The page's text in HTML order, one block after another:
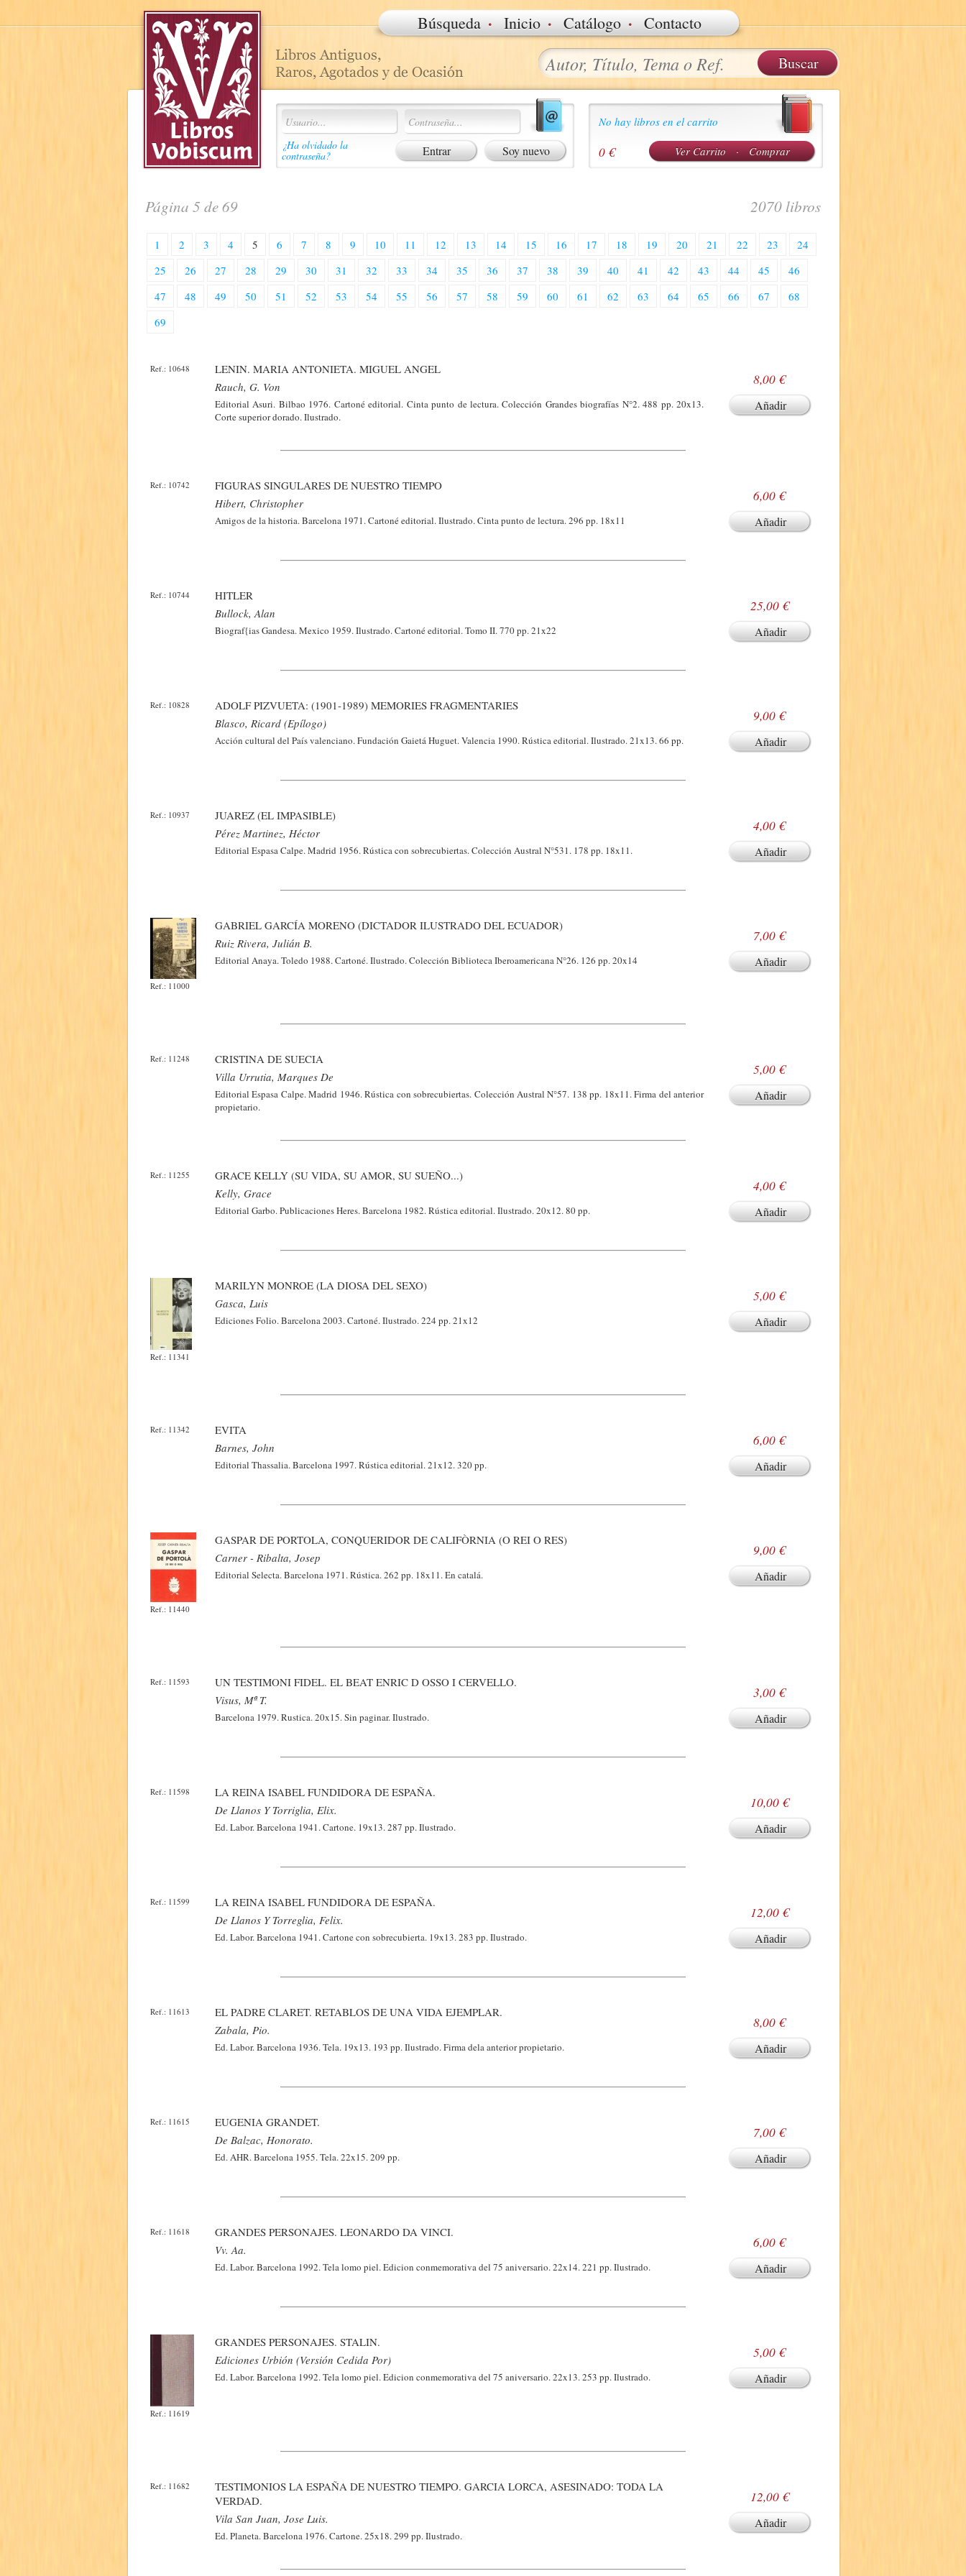
Búsqueda · Inicio · Catálogo · Contacto
¿Ha olvidado la
contraseña? Soy nuevo
No hay libros en el carrito
Ver Carrito · Comprar
0 €
Página 5 de 69 2070 libros
1 2 3 4 5 6 7 8 9 10 11 12 13 14 15 16 17 18 19 20 21 22 23
24
25
26 27 28 29 30 31 32 33 34 35 36 37 38 39 40 41 42 43 44 45
46
47
48 49 50 51 52 53 54 55 56 57 58 59 60 61 62 63 64 65 66 67
68
69
Ref.: 10648
LENIN. MARIA ANTONIETA. MIGUEL ANGEL
Rauch, G. Von
Editorial Asuri. Bilbao 1976. Cartoné editorial. Cinta punto de lectura. Colección Grandes biografías N°2. 488 pp. 20x13.
Corte superior dorado. Ilustrado.
8,00 €
Añadir
Ref.: 10742
FIGURAS SINGULARES DE NUESTRO TIEMPO
Hibert, Christopher
Amigos de la historia. Barcelona 1971. Cartoné editorial. Ilustrado. Cinta punto de lectura. 296 pp. 18x11
6,00 €
Añadir
Ref.: 10744
HITLER
Bullock, Alan
Biograf{ias Gandesa. Mexico 1959. Ilustrado. Cartoné editorial. Tomo II. 770 pp. 21x22
25,00 €
Añadir
Ref.: 10828
ADOLF PIZVUETA: (1901-1989) MEMORIES FRAGMENTARIES
Blasco, Ricard (Epílogo)
Acción cultural del País valenciano. Fundación Gaietá Huguet. Valencia 1990. Rústica editorial. Ilustrado. 21x13. 66 pp.
9,00 €
Añadir
Ref.: 10937
JUAREZ (EL IMPASIBLE)
Pérez Martinez, Héctor
Editorial Espasa Calpe. Madrid 1956. Rústica con sobrecubiertas. Colección Austral N°531. 178 pp. 18x11.
4,00 €
Añadir
Ref.: 11000
GABRIEL GARCÍA MORENO (DICTADOR ILUSTRADO DEL ECUADOR)
Ruiz Rivera, Julián B.
Editorial Anaya. Toledo 1988. Cartoné. Ilustrado. Colección Biblioteca Iberoamericana N°26. 126 pp. 20x14
7,00 €
Añadir
Ref.: 11248
CRISTINA DE SUECIA
Villa Urrutia, Marques De
Editorial Espasa Calpe. Madrid 1946. Rústica con sobrecubiertas. Colección Austral N°57. 138 pp. 18x11. Firma del anterior
propietario.
5,00 €
Añadir
Ref.: 11255
GRACE KELLY (SU VIDA, SU AMOR, SU SUEÑO...)
Kelly, Grace
Editorial Garbo. Publicaciones Heres. Barcelona 1982. Rústica editorial. Ilustrado. 20x12. 80 pp.
4,00 €
Añadir
Ref.: 11341
MARILYN MONROE (LA DIOSA DEL SEXO)
Gasca, Luis
Ediciones Folio. Barcelona 2003. Cartoné. Ilustrado. 224 pp. 21x12
5,00 €
Añadir
Ref.: 11342
EVITA
Barnes, John
Editorial Thassalia. Barcelona 1997. Rústica editorial. 21x12. 320 pp.
6,00 €
Añadir
Ref.: 11440
GASPAR DE PORTOLA, CONQUERIDOR DE CALIFÒRNIA (O REI O RES)
Carner - Ribalta, Josep
Editorial Selecta. Barcelona 1971. Rústica. 262 pp. 18x11. En catalá.
9,00 €
Añadir
Ref.: 11593
UN TESTIMONI FIDEL. EL BEAT ENRIC D OSSO I CERVELLO.
Visus, Mª T.
Barcelona 1979. Rustica. 20x15. Sin paginar. Ilustrado.
3,00 €
Añadir
Ref.: 11598
LA REINA ISABEL FUNDIDORA DE ESPAÑA.
De Llanos Y Torriglia, Elix.
Ed. Labor. Barcelona 1941. Cartone. 19x13. 287 pp. Ilustrado.
10,00 €
Añadir
Ref.: 11599
LA REINA ISABEL FUNDIDORA DE ESPAÑA.
De Llanos Y Torreglia, Felix.
Ed. Labor. Barcelona 1941. Cartone con sobrecubierta. 19x13. 283 pp. Ilustrado.
12,00 €
Añadir
Ref.: 11613
EL PADRE CLARET. RETABLOS DE UNA VIDA EJEMPLAR.
Zabala, Pio.
Ed. Labor. Barcelona 1936. Tela. 19x13. 193 pp. Ilustrado. Firma dela anterior propietario.
8,00 €
Añadir
Ref.: 11615
EUGENIA GRANDET.
De Balzac, Honorato.
Ed. AHR. Barcelona 1955. Tela. 22x15. 209 pp.
7,00 €
Añadir
Ref.: 11618
GRANDES PERSONAJES. LEONARDO DA VINCI.
Vv. Aa.
Ed. Labor. Barcelona 1992. Tela lomo piel. Edicion conmemorativa del 75 aniversario. 22x14. 221 pp. Ilustrado.
6,00 €
Añadir
Ref.: 11619
GRANDES PERSONAJES. STALIN.
Ediciones Urbión (Versión Cedida Por)
Ed. Labor. Barcelona 1992. Tela lomo piel. Edicion conmemorativa del 75 aniversario. 22x13. 253 pp. Ilustrado.
5,00 €
Añadir
Ref.: 11682
TESTIMONIOS LA ESPAÑA DE NUESTRO TIEMPO. GARCIA LORCA, ASESINADO: TODA LA
VERDAD.
Vila San Juan, Jose Luis.
Ed. Planeta. Barcelona 1976. Cartone. 25x18. 299 pp. Ilustrado.
12,00 €
Añadir